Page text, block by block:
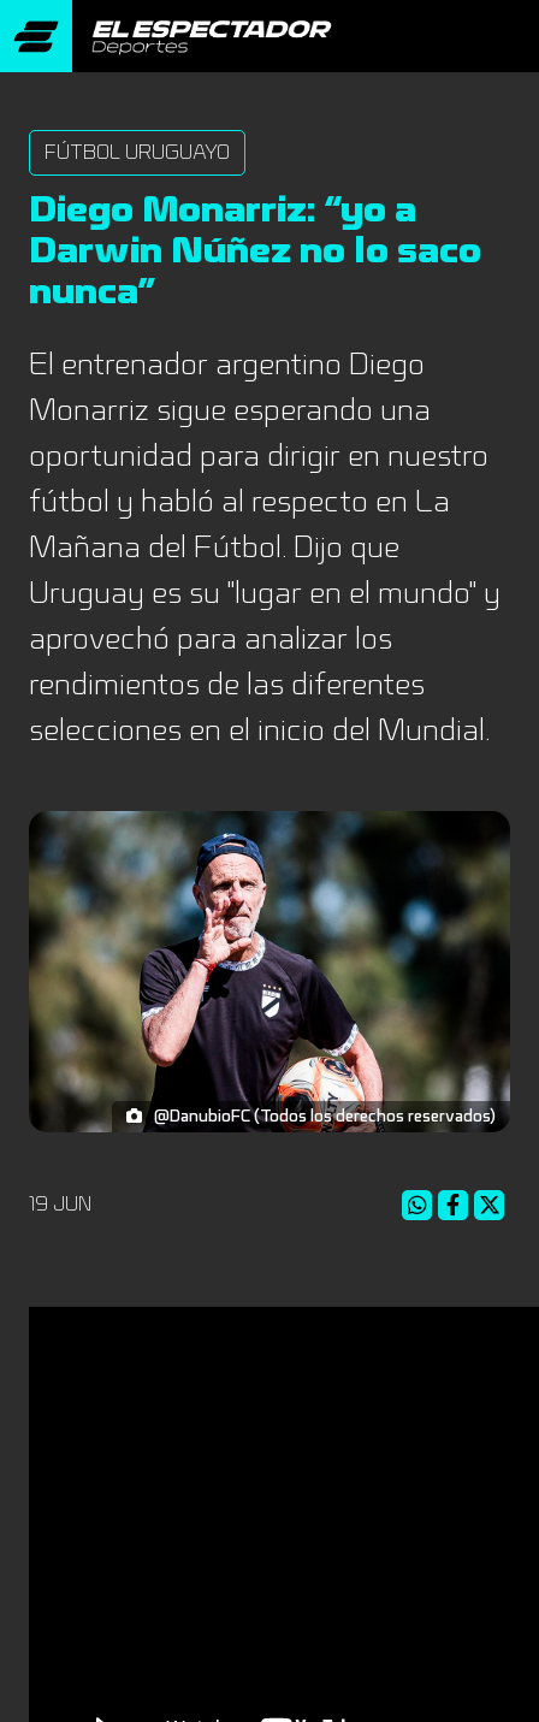
FÚTBOL URUGUAYO
Diego Monarriz: “yo a
Darwin Núñez no lo saco
nunca”
El entrenador argentino Diego
Monarriz sigue esperando una
oportunidad para dirigir en nuestro
fútbol y habló al respecto en La
Mañana del Fútbol. Dijo que
Uruguay es su "lugar en el mundo" y
aprovechó para analizar los
rendimientos de las diferentes
selecciones en el inicio del Mundial.
@DanubioFC (Todos los derechos reservados)
19 JUN